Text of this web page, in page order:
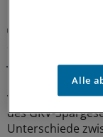
Sparliste der
jeder Praxis
Die
vorgelegt, in der
des GKV-
Unterschiede
Alle